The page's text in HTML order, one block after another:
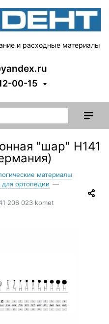
и расходные материалы
00-15
"шар" H141
материалы
ортопедии —
206 023 komet